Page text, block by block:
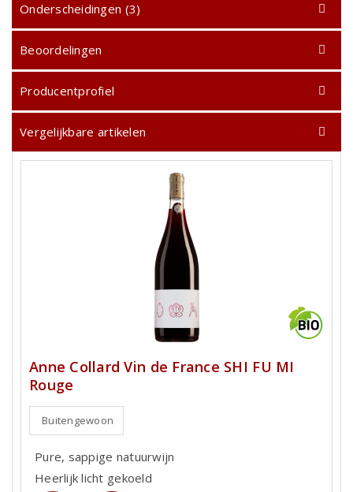
Onderscheidingen (3)
Beoordelingen
Producentprofiel
Vergelijkbare artikelen
Anne Collard Vin de France SHI FU MI
Rouge
Buitengewoon
Pure, sappige natuurwijn
Heerlijk licht gekoeld